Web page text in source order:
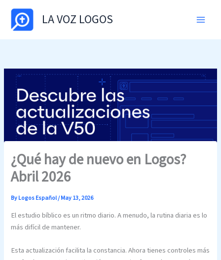
content
LA VOZ LOGOS
¿Qué hay de nuevo en Logos?
Abril 2026
ByLogos Español/May 13, 2026
El estudio bíblico es un ritmo diario. A menudo, la rutina diaria es lo
más difícil de mantener.
Esta actualización facilita la constancia. Ahora tienes controles más